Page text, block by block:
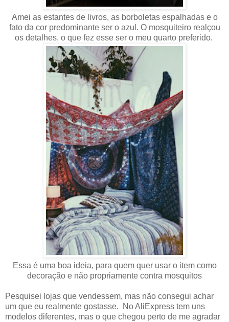
Amei as estantes de livros, as borboletas espalhadas e o
fato da cor predominante ser o azul. O mosquiteiro realçou
os detalhes, o que fez esse ser o meu quarto preferido.
Essa é uma boa ideia, para quem quer usar o item como
decoração e não propriamente contra mosquitos
Pesquisei lojas que vendessem, mas não consegui achar
um que eu realmente gostasse. No AliExpress tem uns
modelos diferentes, mas o que chegou perto de me agradar